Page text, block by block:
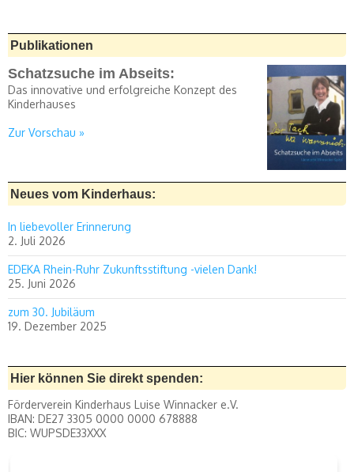
Publikationen
Schatzsuche im Abseits:
Das innovative und erfolgreiche Konzept des
Kinderhauses
Zur Vorschau »
Neues vom Kinderhaus:
In liebevoller Erinnerung
2. Juli 2026
EDEKA Rhein-Ruhr Zukunftsstiftung -vielen Dank!
25. Juni 2026
zum 30. Jubiläum
19. Dezember 2025
Hier können Sie direkt spenden:
Förderverein Kinderhaus Luise Winnacker e.V.
IBAN: DE27 3305 0000 0000 678888
BIC: WUPSDE33XXX